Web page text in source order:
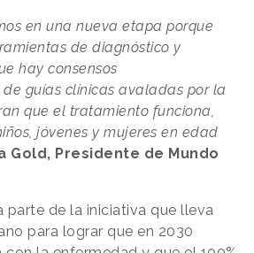
en una nueva etapa porque
de diagnóstico y
hay consensos
guías clínicas avaladas por la
que el tratamiento funciona,
jóvenes y mujeres en edad
Gold, Presidente de Mundo
parte de la iniciativa que lleva
para lograr que en 2030